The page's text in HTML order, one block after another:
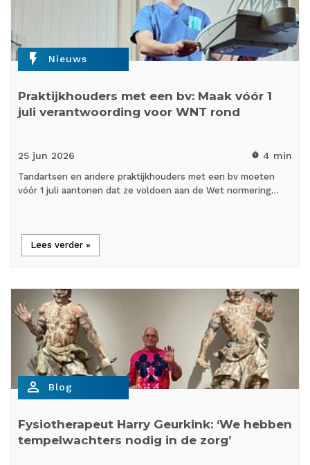
flash_on Nieuws
Praktijkhouders met een bv: Maak vóór 1
juli verantwoording voor WNT rond
25 jun 2026 timer 4 min
Tandartsen en andere praktijkhouders met een bv moeten
vóór 1 juli aantonen dat ze voldoen aan de Wet normering…
Lees verder »
person_outline Blog
Fysiotherapeut Harry Geurkink: ‘We hebben
tempelwachters nodig in de zorg’